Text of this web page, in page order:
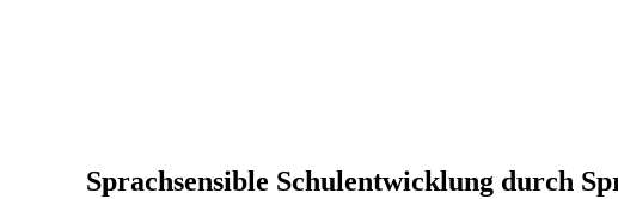
Sprachsensible Schulentwicklung durch